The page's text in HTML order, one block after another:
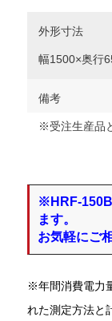
外形寸法
幅1500×奥行
備考
※受注生産品
※HRF-
ます。
お気軽にご
※年間消費電力
れた測定方法と